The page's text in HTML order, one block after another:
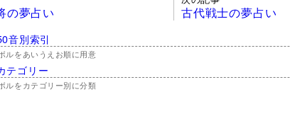
の夢占い 古代戦士の夢占い
音別索引
ルをあいうえお順に用意
テゴリー
ルをカテゴリー別に分類